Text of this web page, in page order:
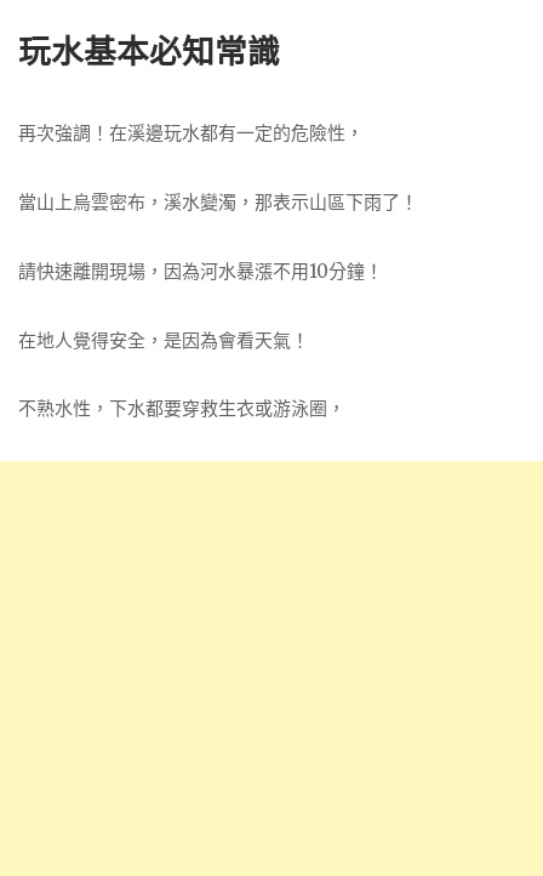
玩水基本必知常識
再次強調！在溪邊玩水都有一定的危險性，
當山上烏雲密布，溪水變濁，那表示山區下雨了！
請快速離開現場，因為河水暴漲不用10分鐘！
在地人覺得安全，是因為會看天氣！
不熟水性，下水都要穿救生衣或游泳圈，